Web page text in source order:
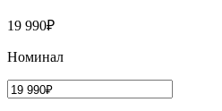
19 990₽
Номинал